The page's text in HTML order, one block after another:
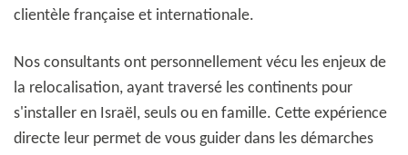
clientèle française et internationale.
Nos consultants ont personnellement vécu les enjeux de
la relocalisation, ayant traversé les continents pour
s'installer en Israël, seuls ou en famille. Cette expérience
directe leur permet de vous guider dans les démarches